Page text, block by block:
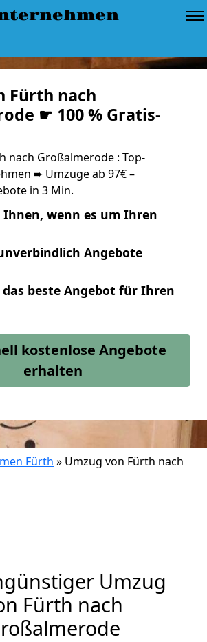
Fürth nach
☛ 100 % Gratis-
nach Großalmerode : Top-
➨ Umzüge ab 97€ –
in 3 Min.
wenn es um Ihren
Angebote
das beste Angebot für Ihren
kostenlose Angebote
erhalten
Fürth » Umzug von Fürth nach
Umzug
Fürth nach